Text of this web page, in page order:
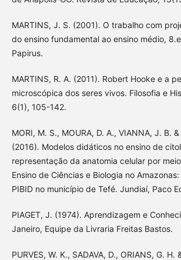
MARTINS, J. S. (2001). O trabalho com
do ensino fundamental ao ensino médio,
Papirus.
MARTINS, R. A. (2011). Robert Hooke e a
microscópica dos seres vivos. Filosofia e
6(1), 105-142.
MORI, M. S., MOURA, D. A., VIANNA, J. B. &
(2016). Modelos didáticos no ensino de
representação da anatomia celular por
Ensino de Ciências e Biologia no
PIBID no município de Tefé. Jundiaí, Paco
PIAGET, J. (1974). Aprendizagem e
Janeiro, Equipe da Livraria Freitas Bastos.
PURVES, W. K., SADAVA, D., ORIANS, G. H.